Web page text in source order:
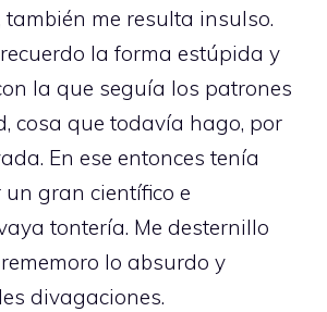
también me resulta insulso.
la forma estúpida y
la que seguía los patrones
cosa que todavía hago, por
En ese entonces tenía
un gran científico e
tontería. Me desternillo
lo absurdo y
divagaciones.